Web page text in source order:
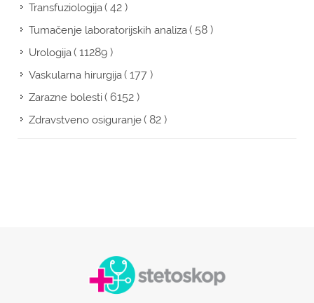
Transfuziologija( 42 )
Tumačenje laboratorijskih analiza( 58 )
Urologija( 11289 )
Vaskularna hirurgija( 177 )
Zarazne bolesti( 6152 )
Zdravstveno osiguranje( 82 )